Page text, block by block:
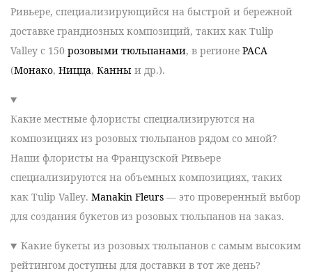
Ривьере, специализирующийся на быстрой и бережной
доставке грандиозных композиций, таких как Tulip
Valley с 150 розовыми тюльпанами, в регионе PACA
(Монако, Ницца, Канны и др.).
Какие местные флористы специализируются на
композициях из розовых тюльпанов рядом со мной?
Наши флористы на Французской Ривьере
специализируются на объемных композициях, таких
как Tulip Valley. Manakin Fleurs — это проверенный выбор
для создания букетов из розовых тюльпанов на заказ.
Какие букеты из розовых тюльпанов с самым высоким
рейтингом доступны для доставки в тот же день?